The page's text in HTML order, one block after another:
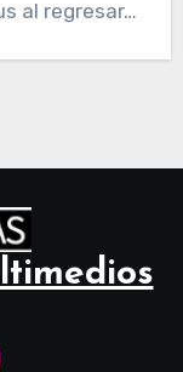
al regresar…